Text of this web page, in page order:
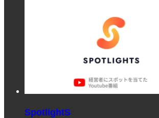
SpotlightS